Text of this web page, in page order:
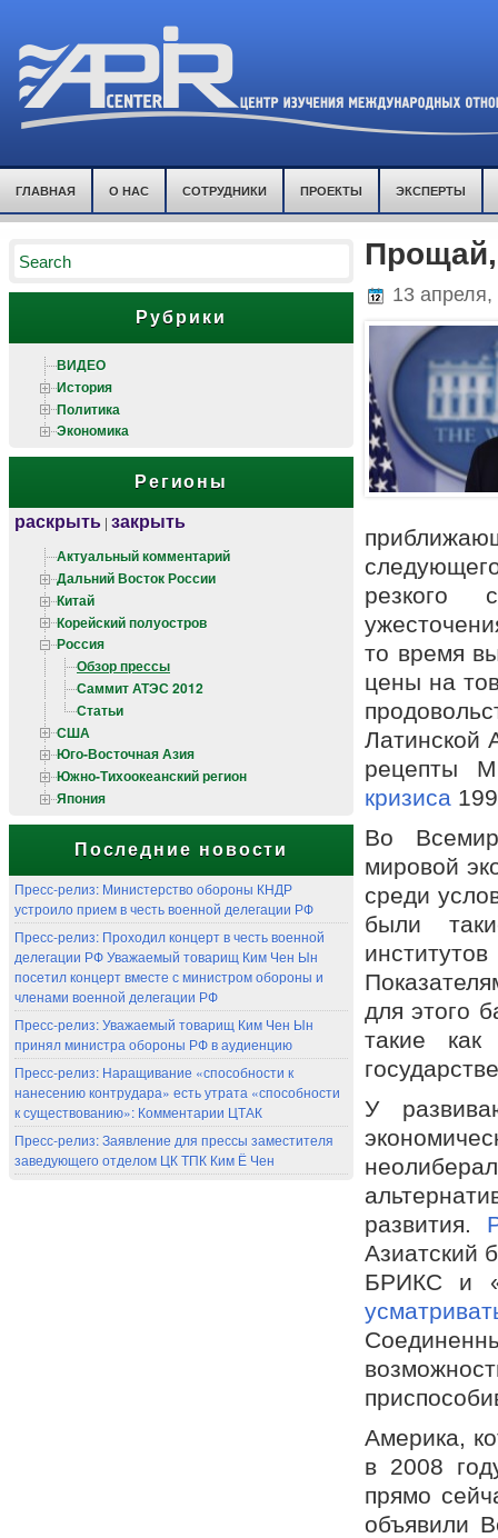
ГЛАВНАЯ О НАС СОТРУДНИКИ ПРОЕКТЫ ЭКСПЕРТЫ
Рубрики
ВИДЕО
История
Политика
Экономика
Регионы
раскрыть | закрыть
Актуальный комментарий
Дальний Восток России
Китай
Корейский полуостров
Россия
Обзор прессы
Саммит АТЭС 2012
Статьи
США
Юго-Восточная Азия
Южно-Тихоокеанский регион
Япония
Последние новости
Пресс-релиз: Министерство обороны КНДР
устроило прием в честь военной делегации РФ
Пресс-релиз: Проходил концерт в честь военной
делегации РФ Уважаемый товарищ Ким Чен Ын
посетил концерт вместе с министром обороны и
членами военной делегации РФ
Пресс-релиз: Уважаемый товарищ Ким Чен Ын
принял министра обороны РФ в аудиенцию
Пресс-релиз: Наращивание «способности к
нанесению контрудара» есть утрата «способности
к существованию»: Комментарии ЦТАК
Пресс-релиз: Заявление для прессы заместителя
заведующего отделом ЦК ТПК Ким Ё Чен
Прощай,
13 апреля,
резкого
то время
цены на
Латинской
рецепты
кризиса
Во
мировой
среди
были
для этого
такие как
У
развития.
Азиатский
БРИКС и
Америка,
в 2008
прямо
объявили